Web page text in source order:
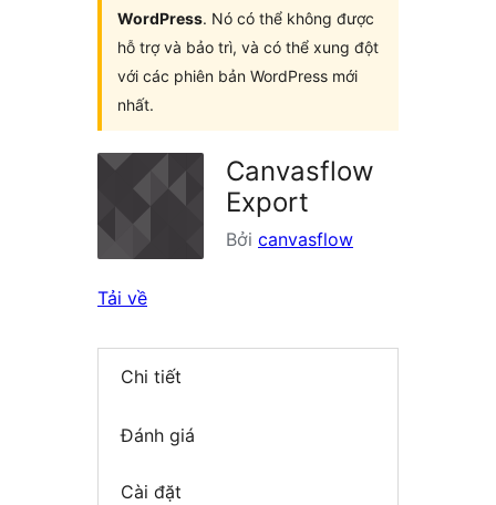
WordPress. Nó có thể không được
hỗ trợ và bảo trì, và có thể xung đột
với các phiên bản WordPress mới
nhất.
Canvasflow
Export
Bởi canvasflow
Tải về
Chi tiết
Đánh giá
Cài đặt